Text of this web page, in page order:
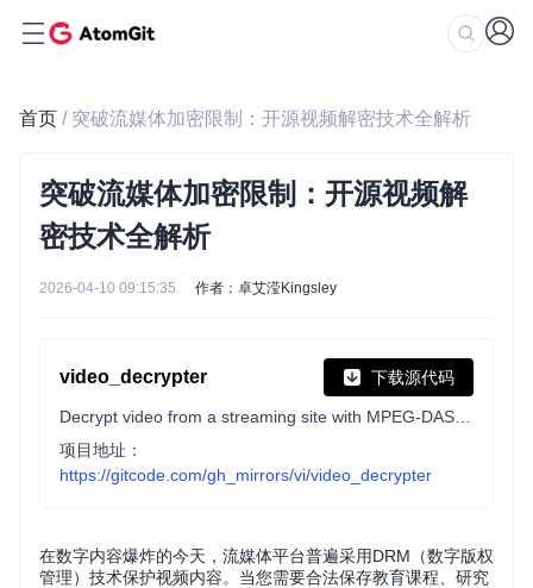
首页 / 突破流媒体加密限制：开源视频解密技术全解析
突破流媒体加密限制：开源视频解
密技术全解析
2026-04-10 09:15:35 作者：卓艾滢Kingsley
video_decrypter 下载源代码
项目地址：
https://gitcode.com/gh_mirrors/vi/video_decrypter
在数字内容爆炸的今天，流媒体平台普遍采用DRM（数字版权
管理）技术保护视频内容。当您需要合法保存教育课程、研究